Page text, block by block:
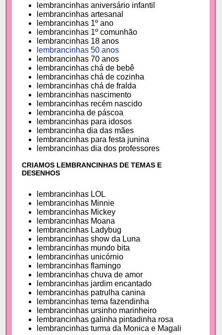
lembrancinhas aniversário infantil
lembrancinhas artesanal
lembrancinhas 1º ano
lembrancinhas 1º comunhão
lembrancinhas 18 anos
lembrancinhas 50 anos
lembrancinhas 70 anos
lembrancinhas chá de bebê
lembrancinhas chá de cozinha
lembrancinhas chá de fralda
lembrancinhas nascimento
lembrancinhas recém nascido
lembrancinha de páscoa
lembrancinhas para idosos
lembrancinha dia das mães
lembrancinhas para festa junina
lembrancinhas dia dos professores
CRIAMOS LEMBRANCINHAS DE TEMAS E
DESENHOS
lembrancinhas LOL
lembrancinhas Minnie
lembrancinhas Mickey
lembrancinhas Moana
lembrancinhas Ladybug
lembrancinhas show da Luna
lembrancinhas mundo bita
lembrancinhas unicórnio
lembrancinhas flamingo
lembrancinhas chuva de amor
lembrancinhas jardim encantado
lembrancinhas patrulha canina
lembrancinhas tema fazendinha
lembrancinhas ursinho marinheiro
lembrancinhas galinha pintadinha rosa
lembrancinhas turma da Monica e Magali